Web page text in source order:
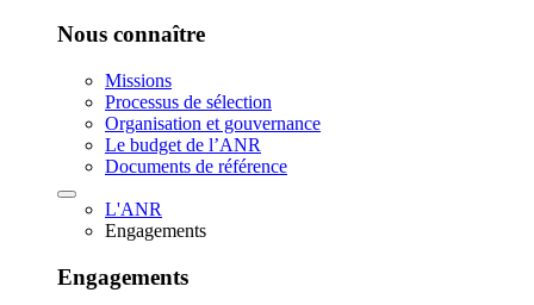
Nous connaître
Missions
Processus de sélection
Organisation et gouvernance
Le budget de l’ANR
Documents de référence
L'ANR
Engagements
Engagements